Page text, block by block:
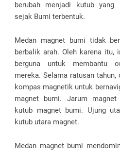
berubah menjadi kutub yang
sejak Bumi terbentuk.
Medan magnet bumi tidak
berbalik arah. Oleh karena itu,
berguna untuk membantu
mereka. Selama ratusan tahun,
kompas magnetik untuk
magnet bumi. Jarum
kutub magnet bumi. Ujung
kutub utara magnet.
Medan magnet bumi